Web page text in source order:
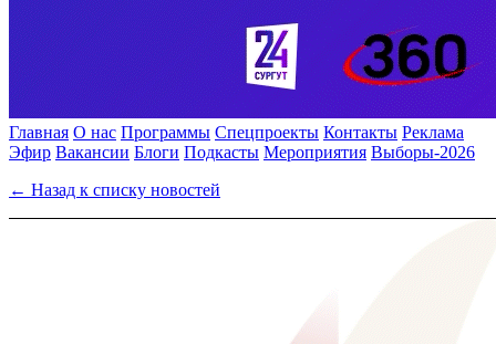
Главная О нас Программы Спецпроекты Контакты Реклама
Эфир Вакансии Блоги Подкасты Мероприятия Выборы-2026
← Назад к списку новостей